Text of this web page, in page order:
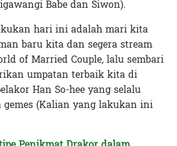
Babe dan Siwon).
hari ini adalah mari kita
baru kita dan segera stream
of Married Couple,lalu sembari
umpatan terbaik kita di
Han So-hee yang selalu
(Kalian yang lakukan ini